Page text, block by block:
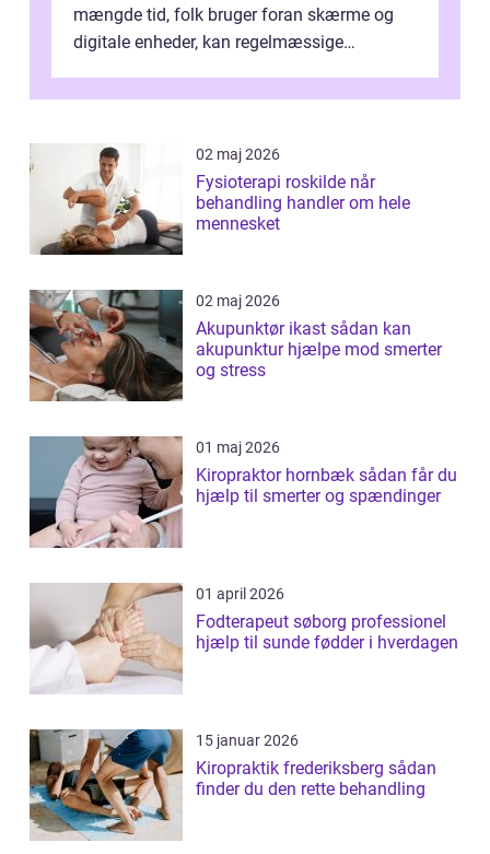
mængde tid, folk bruger foran skærme og
digitale enheder, kan regelmæssige
02 maj 2026
Fysioterapi roskilde når
behandling handler om hele
mennesket
02 maj 2026
Akupunktør ikast sådan kan
akupunktur hjælpe mod smerter
og stress
01 maj 2026
Kiropraktor hornbæk sådan får du
hjælp til smerter og spændinger
01 april 2026
Fodterapeut søborg professionel
hjælp til sunde fødder i hverdagen
15 januar 2026
Kiropraktik frederiksberg sådan
finder du den rette behandling